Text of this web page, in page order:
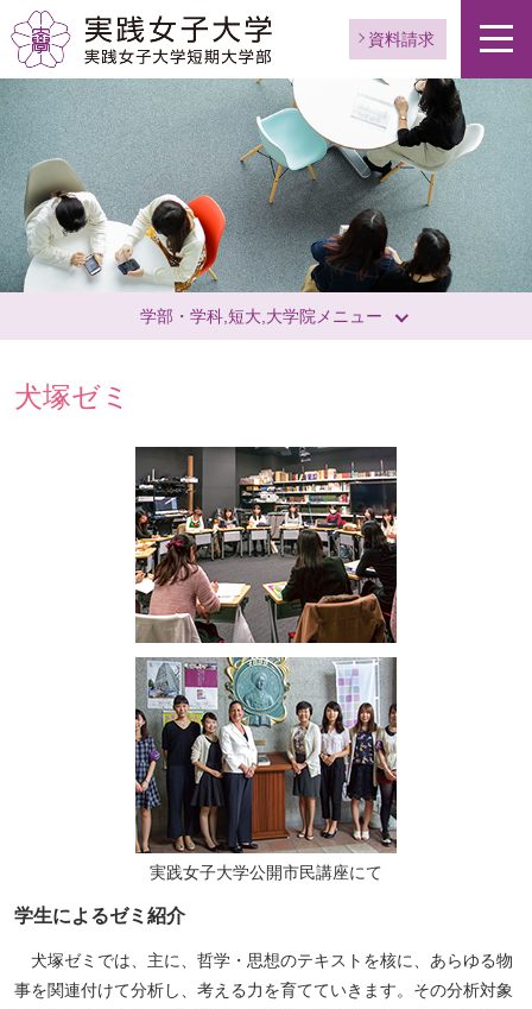
資料請求
学部・学科,短大,大学院メニュー
犬塚ゼミ
実践女子大学公開市民講座にて
学生によるゼミ紹介
犬塚ゼミでは、主に、哲学・思想のテキストを核に、あらゆる物
事を関連付けて分析し、考える力を育てていきます。その分析対象